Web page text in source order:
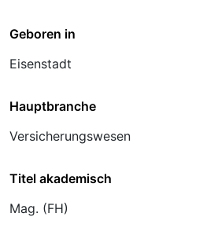
Geboren in
Eisenstadt
Hauptbranche
Versicherungswesen
Titel akademisch
Mag. (FH)